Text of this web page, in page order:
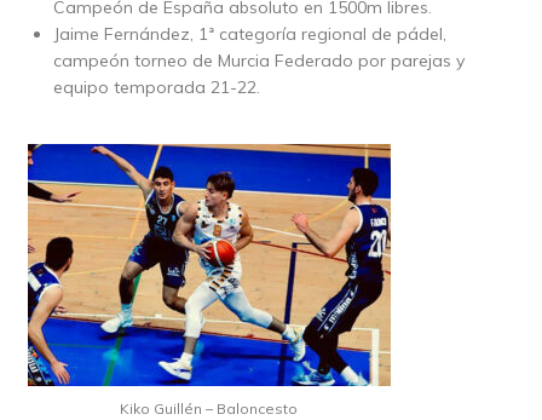
Campeón de España absoluto en 1500m libres.
Jaime Fernández, 1ª categoría regional de pádel,
campeón torneo de Murcia Federado por parejas y
equipo temporada 21-22.
Kiko Guillén – Baloncesto